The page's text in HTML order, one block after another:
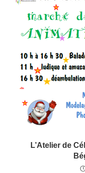
L’Atelier de